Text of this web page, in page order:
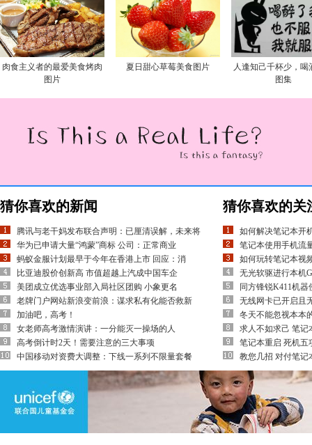
肉食主义者的最爱美食烤肉
图片
夏日甜心草莓美食图片
人逢知己千杯少，喝
图集
猜你喜欢的新闻
腾讯与老干妈发布联合声明：已厘清误解，未来将
华为已申请大量“鸿蒙”商标 公司：正常商业
蚂蚁金服计划最早于今年在香港上市 回应：消
比亚迪股价创新高 市值超越上汽成中国车企
美团成立优选事业部入局社区团购 小象更名
老牌门户网站新浪变前浪：谋求私有化能否救新
加油吧，高考！
女老师高考激情演讲：一分能灭一操场的人
高考倒计时2天！需要注意的三大事项
中国移动对资费大调整：下线一系列不限量套餐
猜你喜欢的关
如何解决笔记本开
笔记本使用手机流
如何玩转笔记本视
无光软驱进行本机
同方锋锐K411机
无线网卡已开启且
冬天不能忽视本本
求人不如求己 笔记
笔记本重启 死机五
教您几招 对付笔记